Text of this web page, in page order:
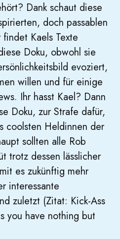
Dank schaut diese
doch passablen
Kaels Texte
Doku, obwohl sie
evoziert,
willen und für einige
Ihr hasst Kael? Dann
Doku, zur Strafe dafür,
coolsten Heldinnen der
sollten alle Rob
trotz dessen lässlicher
es zukünftig mehr
interessante
zuletzt (Zitat: Kick-Ass
you have nothing but